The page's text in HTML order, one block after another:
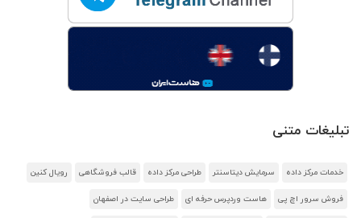
تبلیغات متنی
خدمات مرکز داده سرمایش دیتاسنتر طراحی مرکز داده قالب فروشگاهی رویال کنین
فروش سرور اچ پی هاست وردپرس حرفه ای طراحی سایت در اصفهان